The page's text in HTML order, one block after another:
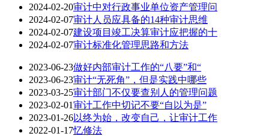
2024-02-20审计中对行政事业单位资产管理问
2024-02-07审计人员应具备的14种审计思维
2024-02-07建设项目竣工决算审计应把握的十
2024-02-07审计标准化管理思路和方法
2023-06-23做好内部审计工作的“八要”和“
2023-06-23审计“无死角”，但是实践中哪些
2023-03-25审计部门不仅要查别人的管理问题
2023-02-01审计工作中切记不要“自以为是”
2023-01-26以终为始，改变自己，让审计工作
2022-01-17忆修法